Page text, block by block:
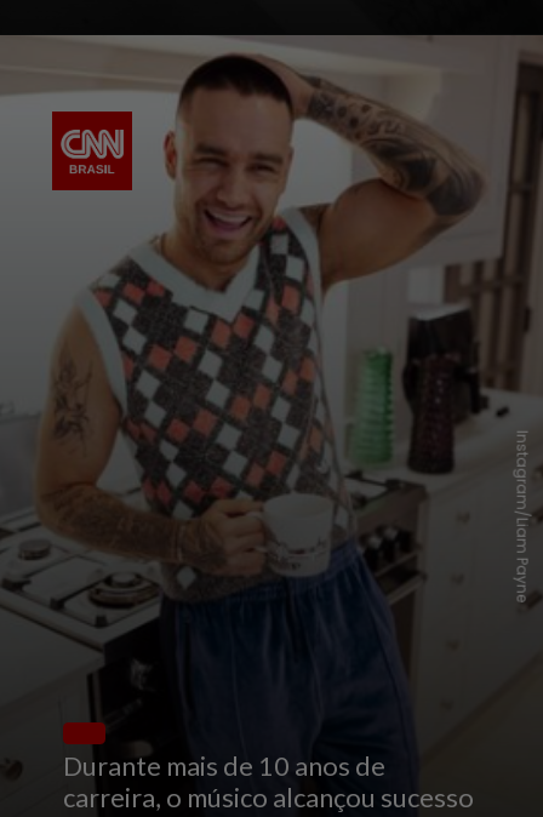
Durante mais de 10 anos de
carreira, o músico alcançou sucesso
Instagram/Liam Payne